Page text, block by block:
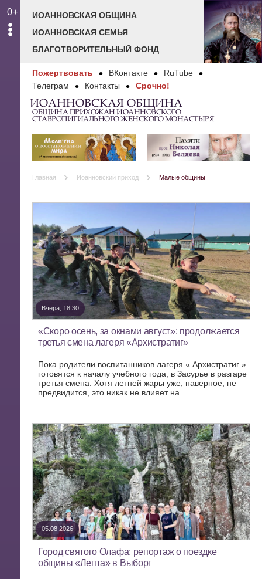
0+
ИОАННОВСКАЯ ОБЩИНА
ИОАННОВСКАЯ СЕМЬЯ
БЛАГОТВОРИТЕЛЬНЫЙ ФОНД
Пожертвовать ВКонтакте
RuTube
Телеграм
Контакты Срочно!
ИОАННОВСКАЯ ОБЩИНА
ОБЩИНА ПРИХОЖАН ИОАННОВСКОГО
СТАВРОПИГИАЛЬНОГО ЖЕНСКОГО МОНАСТЫРЯ
Главная Иоанновский приход Малые общины
Вчера, 18:30
«Скоро осень, за окнами август»: продолжается
третья смена лагеря «Архистратиг»
Пока родители воспитанников лагеря « Архистратиг »
готовятся к началу учебного года, в Засурье в разгаре
третья смена. Хотя летней жары уже, наверное, не
предвидится, это никак не влияет на...
05.08.2026
Город святого Олафа: репортаж о поездке
общины «Лепта» в Выборг